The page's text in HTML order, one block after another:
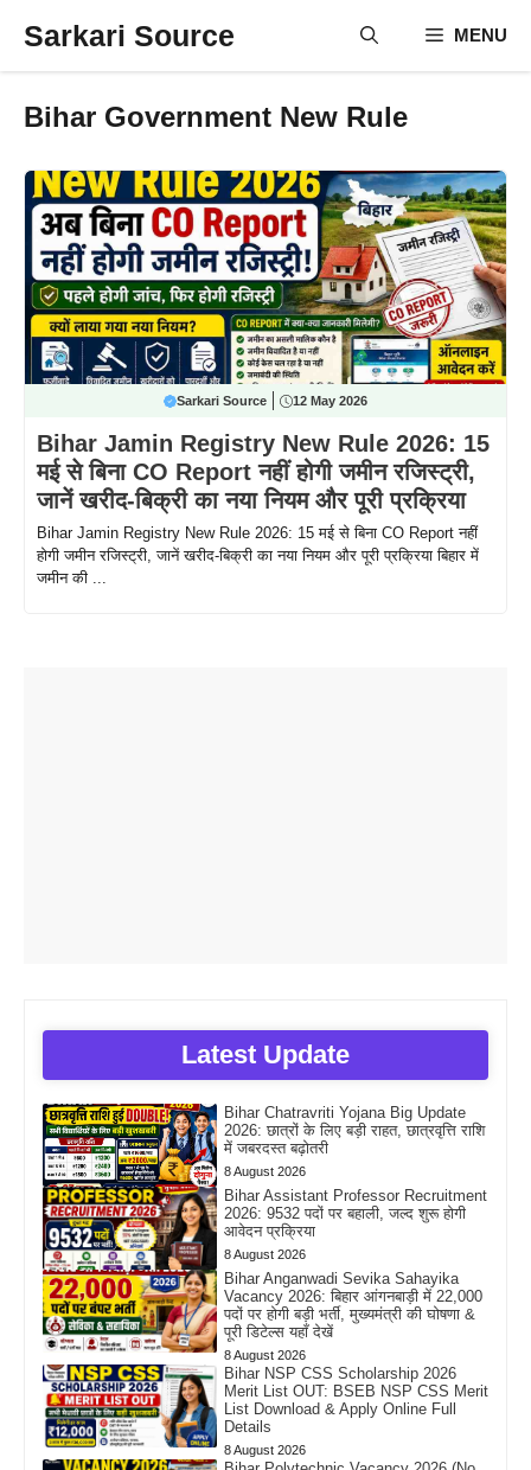
Sarkari Source MENU
Bihar Government New Rule
Sarkari Source 12 May 2026
Bihar Jamin Registry New Rule 2026: 15
मई से बिना CO Report नहीं होगी जमीन रजिस्ट्री,
जानें खरीद-बिक्री का नया नियम और पूरी प्रक्रिया
Bihar Jamin Registry New Rule 2026: 15 मई से बिना CO Report नहीं
होगी जमीन रजिस्ट्री, जानें खरीद-बिक्री का नया नियम और पूरी प्रक्रिया बिहार में
जमीन की ...
Latest Update
Bihar Chatravriti Yojana Big Update
2026: छात्रों के लिए बड़ी राहत, छात्रवृत्ति राशि
में जबरदस्त बढ़ोतरी
8 August 2026
Bihar Assistant Professor Recruitment
2026: 9532 पदों पर बहाली, जल्द शुरू होगी
आवेदन प्रक्रिया
8 August 2026
Bihar Anganwadi Sevika Sahayika
Vacancy 2026: बिहार आंगनबाड़ी में 22,000
पदों पर होगी बड़ी भर्ती, मुख्यमंत्री की घोषणा &
पूरी डिटेल्स यहाँ देखें
8 August 2026
Bihar NSP CSS Scholarship 2026
Merit List OUT: BSEB NSP CSS Merit
List Download & Apply Online Full
Details
8 August 2026